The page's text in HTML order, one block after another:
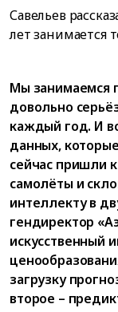
Савельев
лет занимается
Мы занимаемся
довольно
каждый год. И
данных,
сейчас пришли
самолёты и
интеллекту в
гендиректор
искусственный
загрузку
второе –